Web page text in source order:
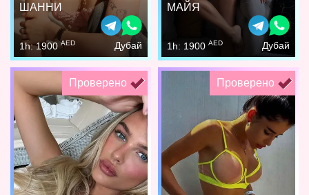
ШАННИ
1h: 1900AED Дубай
МАЙЯ
1h: 1900 AED Дубай
Проверено Проверено